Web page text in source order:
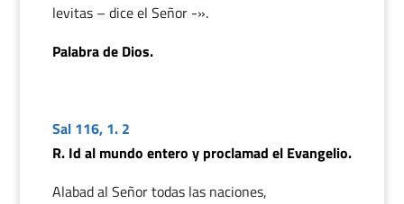
levitas – dice el Señor -».
Palabra de Dios.
Sal 116, 1. 2
R. Id al mundo entero y proclamad el Evangelio.
Alabad al Señor todas las naciones,